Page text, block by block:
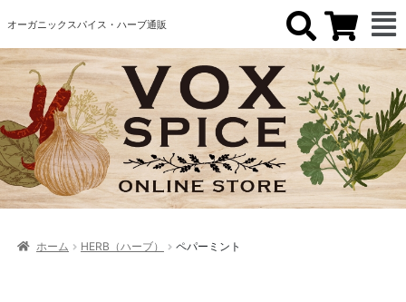
オーガニックスパイス・ハーブ通販
ホーム HERB（ハーブ） ペパーミント